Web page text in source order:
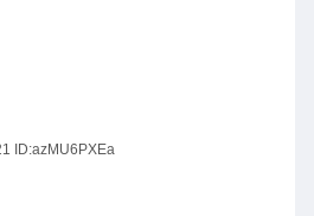
ID:azMU6PXEa